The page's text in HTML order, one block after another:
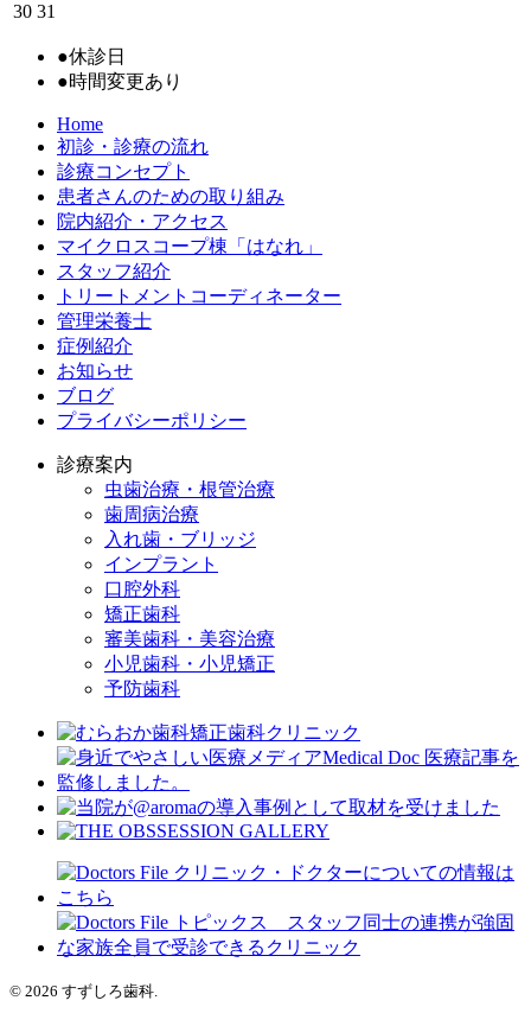
30 31
●休診日
●時間変更あり
Home
初診・診療の流れ
診療コンセプト
患者さんのための取り組み
院内紹介・アクセス
マイクロスコープ棟「はなれ」
スタッフ紹介
トリートメントコーディネーター
管理栄養士
症例紹介
お知らせ
ブログ
プライバシーポリシー
診療案内
虫歯治療・根管治療
歯周病治療
入れ歯・ブリッジ
インプラント
口腔外科
矯正歯科
審美歯科・美容治療
小児歯科・小児矯正
予防歯科
© 2026 すずしろ歯科.